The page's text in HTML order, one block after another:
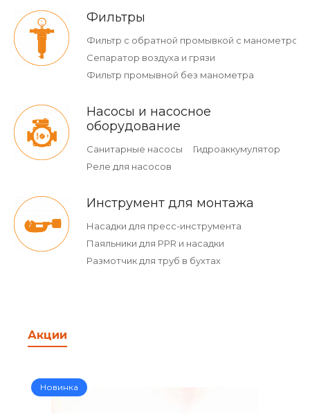
Фильтры
Фильтр с обратной промывкой c манометром
Сепаратор воздуха и грязи
Фильтр промывной без манометра
Насосы и насосное
оборудование
Санитарные насосы
Гидроаккумулятор
Реле для насосов
Инструмент для монтажа
Насадки для пресс-инструмента
Паяльники для PPR и насадки
Размотчик для труб в бухтах
Акции
Новинка